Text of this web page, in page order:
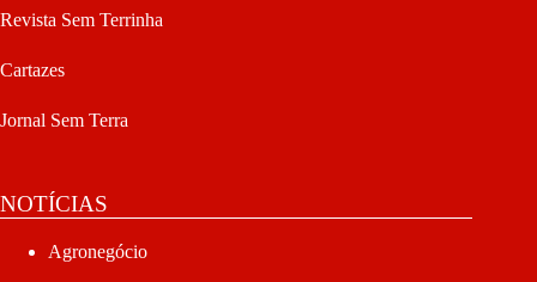
Revista Sem Terrinha
Cartazes
Jornal Sem Terra
NOTÍCIAS
Agronegócio